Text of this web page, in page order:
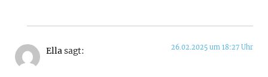
Ellasagt: 26.02.2025 um 18:27 Uhr